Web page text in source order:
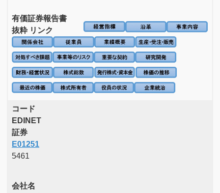
有価証券報告書
抜粋 リンク
コード
EDINET
証券
E01251
5461
会社名